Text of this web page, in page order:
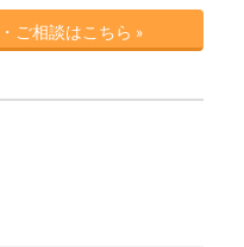
ご相談はこちら »